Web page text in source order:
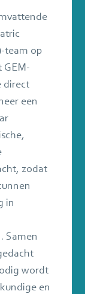
team op
GEM-
direct
een
zodat
in
Samen
wordt
en